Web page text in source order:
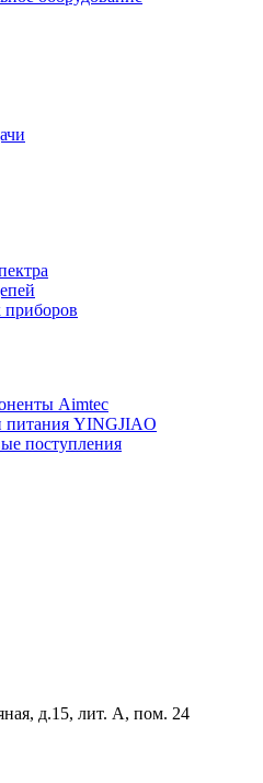
приборов
Aimtec
питания YINGJIAO
поступления
д.15, лит. А, пом. 24